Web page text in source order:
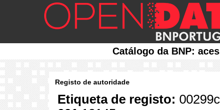
Catálogo da BNP:
Registo de autoridade
Etiqueta de registo: